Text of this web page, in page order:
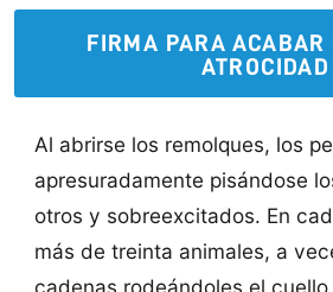
FIRMA PARA ACABAR
ATROCIDAD
Al abrirse los remolques, los
apresuradamente pisándose
otros y sobreexcitados. En
más de treinta animales, a
cadenas rodeándoles el